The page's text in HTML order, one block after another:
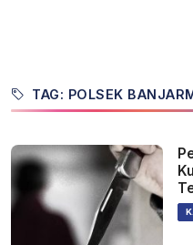
TAG: POLSEK